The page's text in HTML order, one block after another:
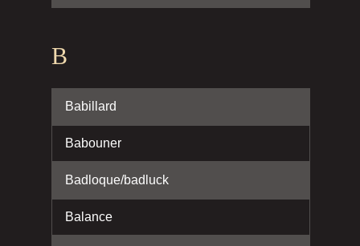
B
Babillard
Babouner
Badloque/badluck
Balance